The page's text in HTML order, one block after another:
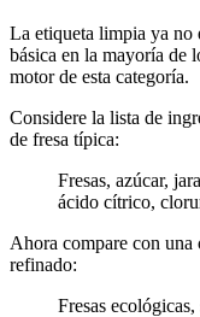
La etiqueta limpia ya no
básica en la mayoría de
motor de esta categoría.
Considere la lista de
de fresa típica:
Fresas, azúcar,
ácido cítrico,
Ahora compare con una
refinado:
Fresas